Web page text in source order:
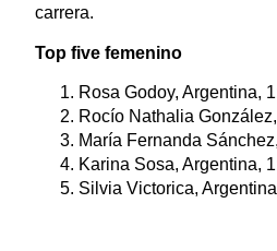
carrera.
Top five femenino
Rosa Godoy, Argentina,
Rocío Nathalia
María Fernanda
Karina Sosa, Argentina,
Silvia Victorica,